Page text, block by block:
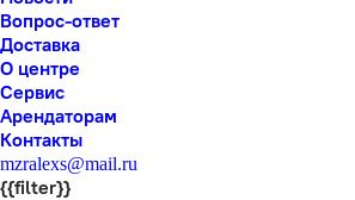
Вопрос-ответ
Доставка
О центре
Сервис
Арендаторам
Контакты
mzralexs@mail.ru
{{filter}}